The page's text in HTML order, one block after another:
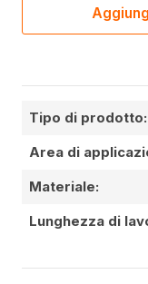
Tipo di prodotto:
Area di
Materiale:
Lunghezza di